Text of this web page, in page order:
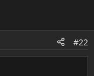
#22